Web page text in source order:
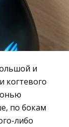
и
когтевого
по бокам
либо